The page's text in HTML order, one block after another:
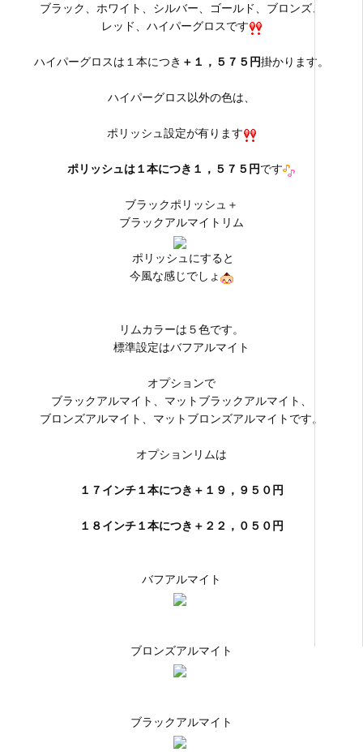
ブラック、ホワイト、シルバー、ゴールド、ブロンズ、
レッド、ハイパーグロスです
ハイパーグロスは１本につき ＋１，５７５円掛かります。
ハイパーグロス以外の色は、
ポリッシュ設定が有ります
ポリッシュは１本につき１，５７５円です
ブラックポリッシュ＋
ブラックアルマイトリム
ポリッシュにすると
今風な感じでしょ
リムカラーは５色です。
標準設定はバフアルマイト
オプションで
ブラックアルマイト、マットブラックアルマイト、
ブロンズアルマイト、マットブロンズアルマイトです。
オプションリムは
１７インチ１本につき＋１９，９５０円
１８インチ１本につき＋２２，０５０円
バフアルマイト
ブロンズアルマイト
ブラックアルマイト